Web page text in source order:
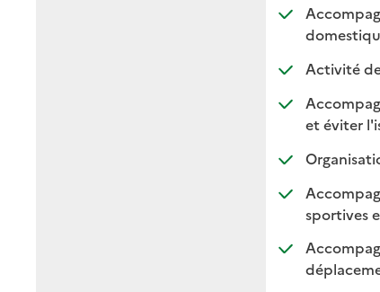
:
:
Activité
et éviter
sportives